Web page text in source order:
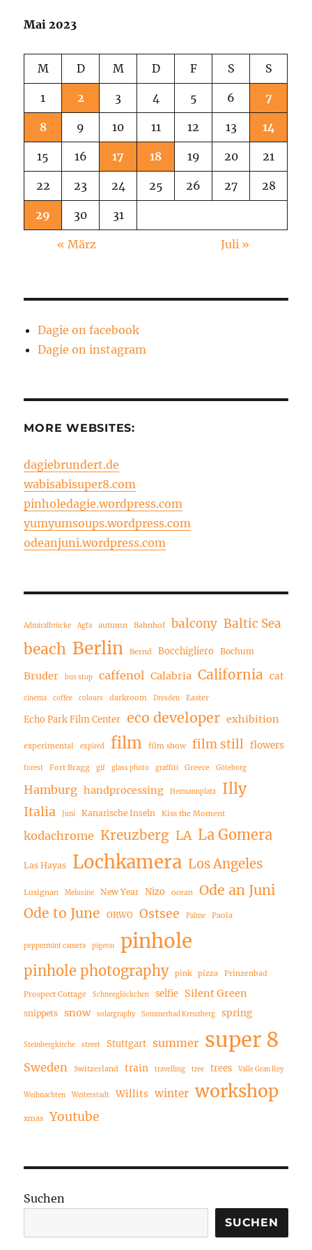
Mai 2023
M D M D F S S
1 2 3 4 5 6 7
8 9 10 11 12 13 14
15 16 17 18 19 20 21
22 23 24 25 26 27 28
29 30 31
« März Juli »
Dagie on facebook
Dagie on instagram
MORE WEBSITES:
dagiebrundert.de
wabisabisuper8.com
pinholedagie.wordpress.com
yumyumsoups.wordpress.com
odeanjuni.wordpress.com
Admiralbrücke Agfa autumn Bahnhof balcony Baltic Sea
beach Berlin Bernd Bocchigliero Bochum
Bruder bus stop caffenol Calabria California cat
cinema coffee colours darkroom Dresden Easter
Echo Park Film Center eco developer exhibition
experimental expired film film show film still flowers
forest Fort Bragg gif glass photo graffiti Greece Göteborg
Hamburg handprocessing Hermannplatz Illy
Italia Juni Kanarische Inseln Kiss the Moment
kodachrome Kreuzberg LA La Gomera
Las Hayas Lochkamera Los Angeles
Lusignan Melusine New Year Nizo ocean
Ode an Juni
Ode to June
ORWO Ostsee Palme Paola
peppermint camera pigeon pinhole
pinhole photography pink pizza Prinzenbad
Prospect Cottage Schneeglöckchen selfie Silent Green
snippets snow solargraphy Sommerbad Kreuzberg spring
Steinbergkirche street Stuttgart summer super 8
Sweden Switzerland train travelling tree trees Valle Gran Rey
Weihnachten Weiterstadt Willits winter workshop
xmas Youtube
Suchen
SUCHEN